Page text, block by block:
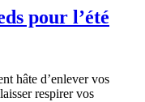
pour l’été
hâte d’enlever vos
respirer vos